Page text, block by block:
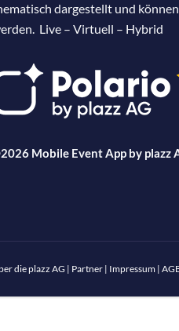
dargestellt und
Live – Virtuell – Hybrid
Mobile Event App by plazz
die plazz AG | Partner | Impressum |